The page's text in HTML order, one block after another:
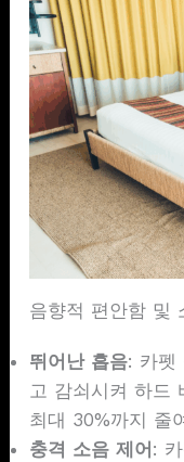
음향적 편안함 및
뛰어난 흡음: 카펫
고 감쇠시켜 하드
최대 30%까지 줄
충격 소음 제어 :